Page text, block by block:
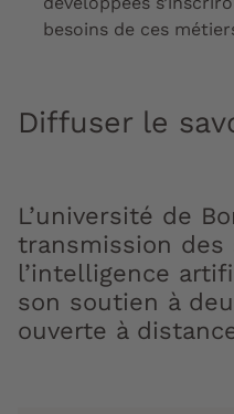
besoins de ces
Diffuser le
L’université de
transmission des
l’intelligence
son soutien à
ouverte à